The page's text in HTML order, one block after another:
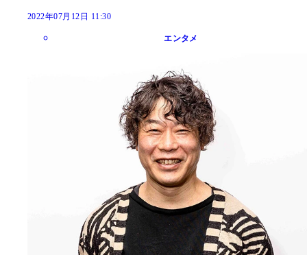
2022年07月12日 11:30
エンタメ